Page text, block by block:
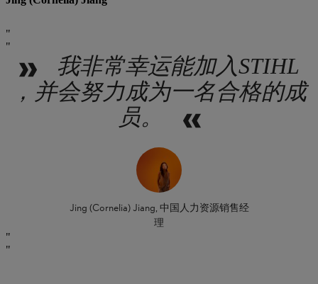
我非常幸运能加入STIHL
，并会努力成为一名合格的成
员。
Jing (Cornelia) Jiang, 中国人力资源销售经
理